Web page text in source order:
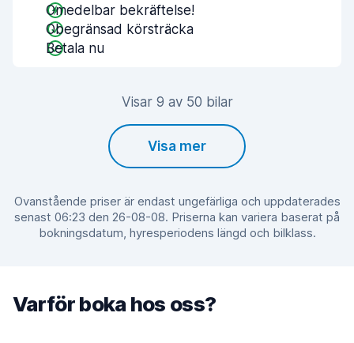
Omedelbar bekräftelse!
Obegränsad körsträcka
Betala nu
Visar 9 av 50 bilar
Visa mer
Ovanstående priser är endast ungefärliga och uppdaterades
senast 06:23 den 26-08-08. Priserna kan variera baserat på
bokningsdatum, hyresperiodens längd och bilklass.
Varför boka hos oss?